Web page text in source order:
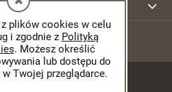
plików cookies w celu
i zgodnie z Polityką
. Możesz określić
lub dostępu do
Twojej przeglądarce.
O nas
prawa zastrzeżone.